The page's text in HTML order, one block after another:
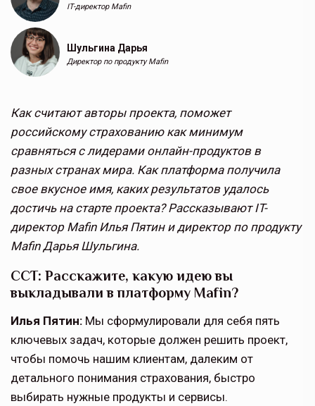
IT-директор Mafin
Шульгина Дарья
Директор по продукту Mafin
Как считают авторы проекта, поможет
российскому страхованию как минимум
сравняться с лидерами онлайн-продуктов в
разных странах мира. Как платформа получила
свое вкусное имя, каких результатов удалось
достичь на старте проекта? Рассказывают IT-
директор Mafin Илья Пятин и директор по продукту
Mafin Дарья Шульгина.
ССТ: Расскажите, какую идею вы
выкладывали в платформу Mafin?
Илья Пятин: Мы сформулировали для себя пять
ключевых задач, которые должен решить проект,
чтобы помочь нашим клиентам, далеким от
детального понимания страхования, быстро
выбирать нужные продукты и сервисы.